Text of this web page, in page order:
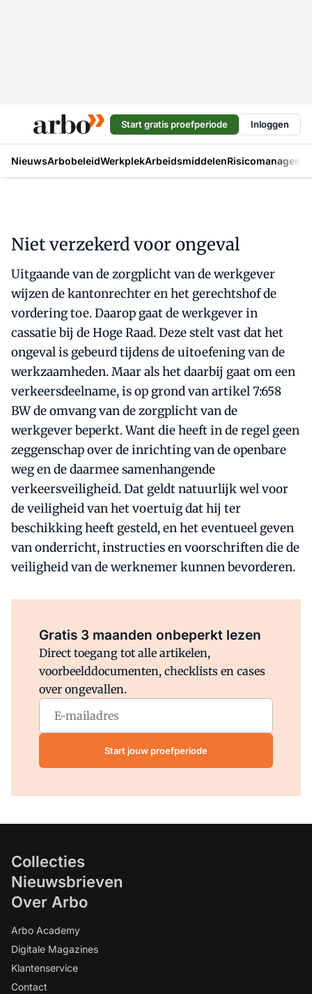
Start gratis proefperiode Inloggen
NieuwsArbobeleidWerkplekArbeidsmiddelen
Niet verzekerd voor ongeval
Uitgaande van de zorgplicht van de werkgever
wijzen de kantonrechter en het gerechtshof de
vordering toe. Daarop gaat de werkgever in
cassatie bij de Hoge Raad. Deze stelt vast dat het
ongeval is gebeurd tijdens de uitoefening van de
werkzaamheden. Maar als het daarbij gaat om een
verkeersdeelname, is op grond van artikel 7:658
BW de omvang van de zorgplicht van de
werkgever beperkt. Want die heeft in de regel geen
zeggenschap over de inrichting van de openbare
weg en de daarmee samenhangende
verkeersveiligheid. Dat geldt natuurlijk wel voor
de veiligheid van het voertuig dat hij ter
beschikking heeft gesteld, en het eventueel geven
van onderricht, instructies en voorschriften die de
veiligheid van de werknemer kunnen bevorderen.
Gratis 3 maanden onbeperkt lezen
Direct toegang tot alle artikelen,
voorbeelddocumenten, checklists en cases
over ongevallen.
Start jouw proefperiode
Collecties
Nieuwsbrieven
Over Arbo
Arbo Academy
Digitale Magazines
Klantenservice
Contact